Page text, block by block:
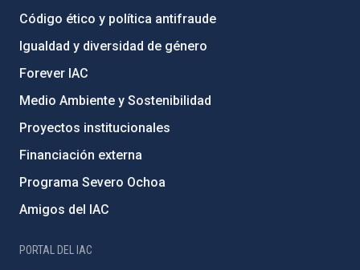
Código ético y política antifraude
Igualdad y diversidad de género
Forever IAC
Medio Ambiente y Sostenibilidad
Proyectos institucionales
Financiación externa
Programa Severo Ochoa
Amigos del IAC
PORTAL DEL IAC